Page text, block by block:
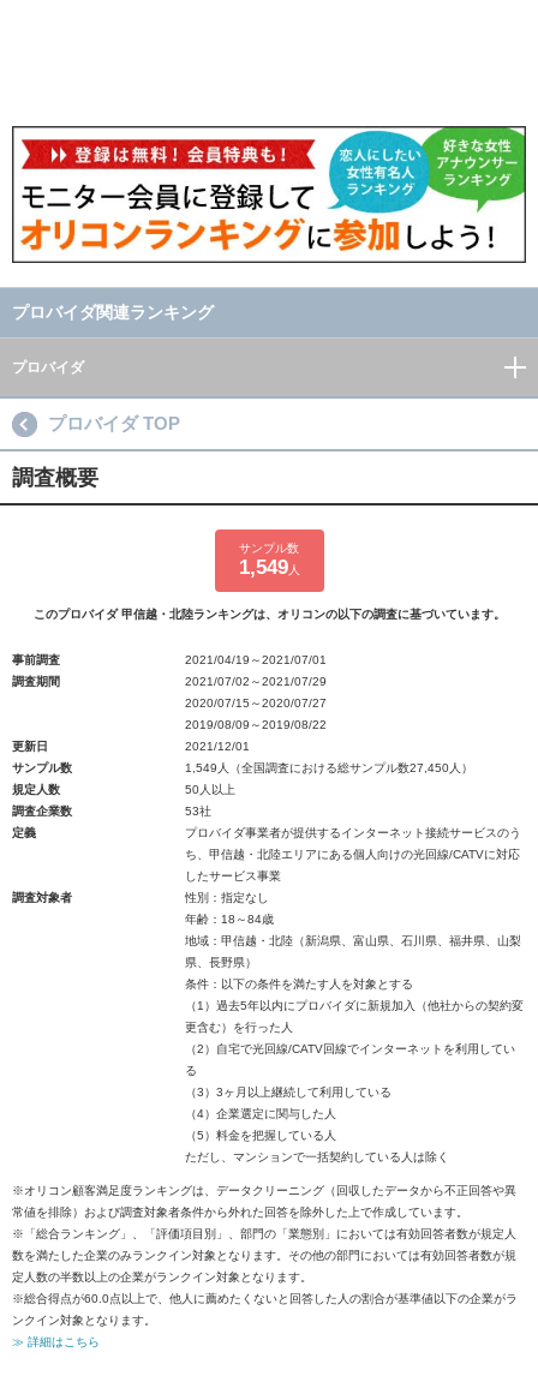
プロバイダ関連ランキング
プロバイダ
プロバイダ TOP
調査概要
サンプル数
1,549人
このプロバイダ 甲信越・北陸ランキングは、オリコンの以下の調査に基づいています。
事前調査
2021/04/19～2021/07/01
調査期間
2021/07/02～2021/07/29
2020/07/15～2020/07/27
2019/08/09～2019/08/22
更新日
2021/12/01
サンプル数
1,549人（全国調査における総サンプル数27,450人）
規定人数
50人以上
調査企業数
53社
定義
プロバイダ事業者が提供するインターネット接続サービスのう
ち、甲信越・北陸エリアにある個人向けの光回線/CATVに対応
したサービス事業
調査対象者
性別：指定なし
年齢：18～84歳
地域：甲信越・北陸（新潟県、富山県、石川県、福井県、山梨
県、長野県）
条件：以下の条件を満たす人を対象とする
（1）過去5年以内にプロバイダに新規加入（他社からの契約変
更含む）を行った人
（2）自宅で光回線/CATV回線でインターネットを利用してい
る
（3）3ヶ月以上継続して利用している
（4）企業選定に関与した人
（5）料金を把握している人
ただし、マンションで一括契約している人は除く
※オリコン顧客満足度ランキングは、データクリーニング（回収したデータから不正回答や異
常値を排除）および調査対象者条件から外れた回答を除外した上で作成しています。
※「総合ランキング」、「評価項目別」、部門の「業態別」においては有効回答者数が規定人
数を満たした企業のみランクイン対象となります。その他の部門においては有効回答者数が規
定人数の半数以上の企業がランクイン対象となります。
※総合得点が60.0点以上で、他人に薦めたくないと回答した人の割合が基準値以下の企業がラ
ンクイン対象となります。
≫ 詳細はこちら